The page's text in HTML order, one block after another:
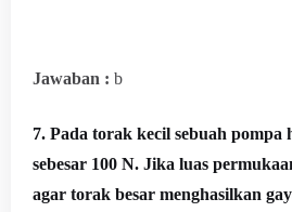
Jawaban : b
7. Pada torak kecil sebuah
sebesar 100 N. Jika luas
agar torak besar menghasilkan